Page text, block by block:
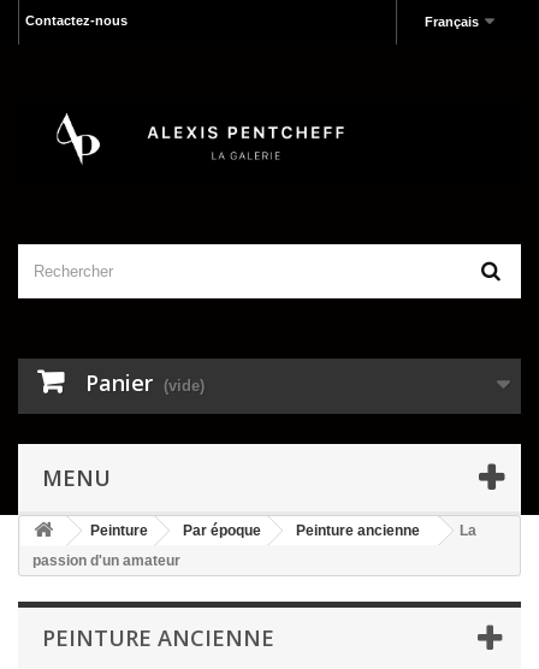
Français
Contactez-nous
Panier (vide)
MENU
Peinture Par époque Peinture ancienne
La
passion d'un amateur
PEINTURE ANCIENNE